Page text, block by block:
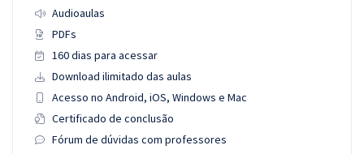
Audioaulas
PDFs
160 dias para acessar
Download ilimitado das aulas
Acesso no Android, iOS, Windows e Mac
Certificado de conclusão
Fórum de dúvidas com professores